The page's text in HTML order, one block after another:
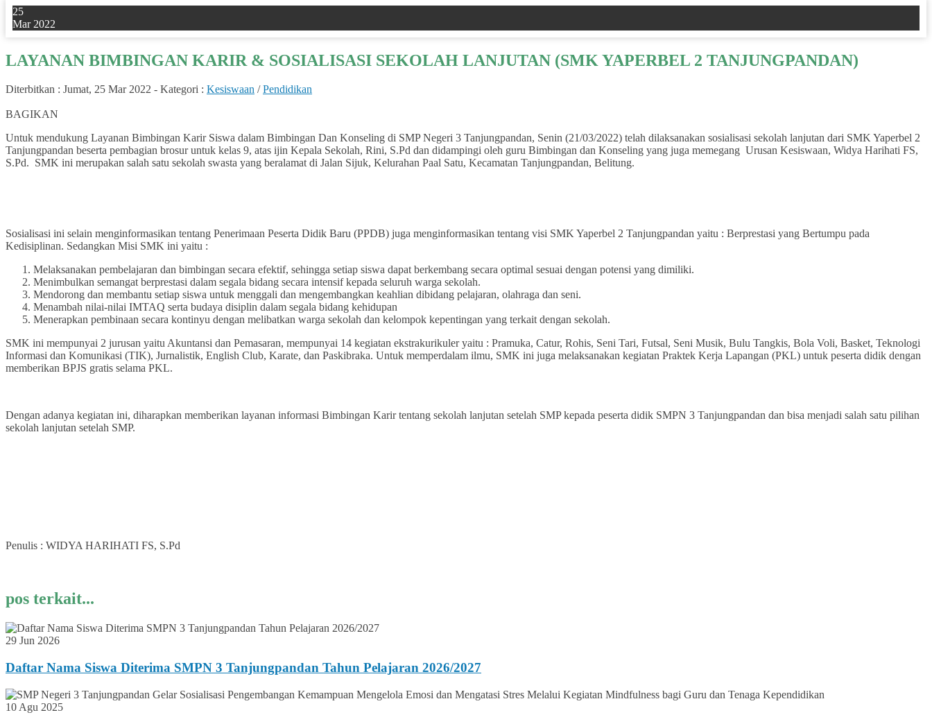
25
Mar 2022
LAYANAN BIMBINGAN KARIR & SOSIALISASI SEKOLAH LANJUTAN (SMK YAPERBEL 2 TANJUNGPANDAN)
Diterbitkan : Jumat, 25 Mar 2022 - Kategori : Kesiswaan /Pendidikan
BAGIKAN
Untuk mendukung Layanan Bimbingan Karir Siswa dalam Bimbingan Dan Konseling di SMP Negeri 3 Tanjungpandan, Senin (21/03/2022) telah dilaksanakan sosialisasi sekolah lanjutan dari SMK Yaperbel 2
Tanjungpandan beserta pembagian brosur untuk kelas 9, atas ijin Kepala Sekolah, Rini, S.Pd dan didampingi oleh guru Bimbingan dan Konseling yang juga memegang Urusan Kesiswaan, Widya Harihati FS,
S.Pd. SMK ini merupakan salah satu sekolah swasta yang beralamat di Jalan Sijuk, Kelurahan Paal Satu, Kecamatan Tanjungpandan, Belitung.
Sosialisasi ini selain menginformasikan tentang Penerimaan Peserta Didik Baru (PPDB) juga menginformasikan tentang visi SMK Yaperbel 2 Tanjungpandan yaitu : Berprestasi yang Bertumpu pada
Kedisiplinan. Sedangkan Misi SMK ini yaitu :
Melaksanakan pembelajaran dan bimbingan secara efektif, sehingga setiap siswa dapat berkembang secara optimal sesuai dengan potensi yang dimiliki.
Menimbulkan semangat berprestasi dalam segala bidang secara intensif kepada seluruh warga sekolah.
Mendorong dan membantu setiap siswa untuk menggali dan mengembangkan keahlian dibidang pelajaran, olahraga dan seni.
Menambah nilai-nilai IMTAQ serta budaya disiplin dalam segala bidang kehidupan
Menerapkan pembinaan secara kontinyu dengan melibatkan warga sekolah dan kelompok kepentingan yang terkait dengan sekolah.
SMK ini mempunyai 2 jurusan yaitu Akuntansi dan Pemasaran, mempunyai 14 kegiatan ekstrakurikuler yaitu : Pramuka, Catur, Rohis, Seni Tari, Futsal, Seni Musik, Bulu Tangkis, Bola Voli, Basket, Teknologi
Informasi dan Komunikasi (TIK), Jurnalistik, English Club, Karate, dan Paskibraka. Untuk memperdalam ilmu, SMK ini juga melaksanakan kegiatan Praktek Kerja Lapangan (PKL) untuk peserta didik dengan
memberikan BPJS gratis selama PKL.
Dengan adanya kegiatan ini, diharapkan memberikan layanan informasi Bimbingan Karir tentang sekolah lanjutan setelah SMP kepada peserta didik SMPN 3 Tanjungpandan dan bisa menjadi salah satu pilihan
sekolah lanjutan setelah SMP.
Penulis : WIDYA HARIHATI FS, S.Pd
pos terkait...
29 Jun 2026
Daftar Nama Siswa Diterima SMPN 3 Tanjungpandan Tahun Pelajaran 2026/2027
10 Agu 2025